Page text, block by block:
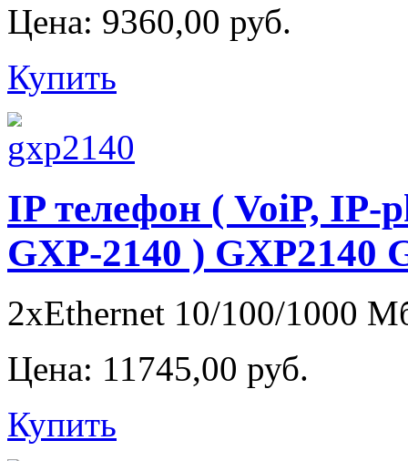
Цена: 9360,00 руб.
Купить
IP телефон ( VoiP, IP-
GXP-2140 ) GXP2140
2xEthernet 10/100/1000
Цена: 11745,00 руб.
Купить